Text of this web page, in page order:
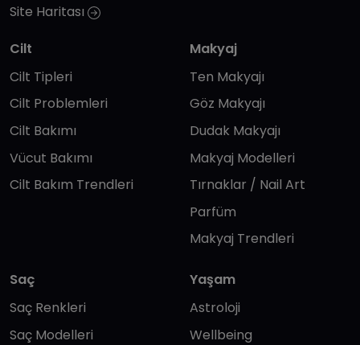
Site Haritası
Cilt
Cilt Tipleri
Cilt Problemleri
Cilt Bakımı
Vücut Bakımı
Cilt Bakım Trendleri
Makyaj
Ten Makyajı
Göz Makyajı
Dudak Makyajı
Makyaj Modelleri
Tırnaklar / Nail Art
Parfüm
Makyaj Trendleri
Saç
Saç Renkleri
Saç Modelleri
Yaşam
Astroloji
Wellbeing